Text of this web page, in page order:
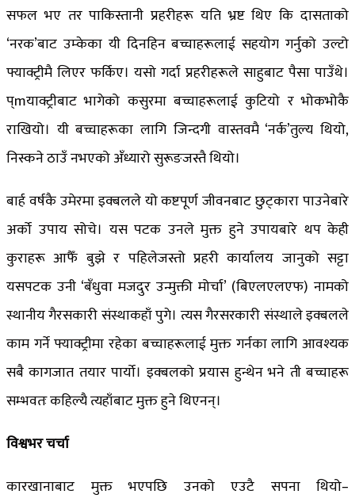
सफल भए तर पाकिस्तानी प्रहरीहरू यति भ्रष्ट थिए कि दासताको
‘नरक’बाट उम्केका यी दिनहिन बच्चाहरूलाई सहयोग गर्नुको उल्टो
फ्याक्ट्रीमै लिएर फर्किए। यसो गर्दा प्रहरीहरूले साहुबाट पैसा पाउँथे।
प्mयाक्ट्रीबाट भागेको कसुरमा बच्चाहरूलाई कुटियो र भोकभोकै
राखियो। यी बच्चाहरूका लागि जिन्दगी वास्तवमै ‘नर्क’तुल्य थियो,
निस्कने ठाउँ नभएको अँध्यारो सुरूङजस्तै थियो।
बार्ह वर्षकै उमेरमा इक्बलले यो कष्टपूर्ण जीवनबाट छुट्कारा पाउनेबारे
अर्को उपाय सोचे। यस पटक उनले मुक्त हुने उपायबारे थप केही
कुराहरू आफैँ बुझे र पहिलेजस्तो प्रहरी कार्यालय जानुको सट्टा
यसपटक उनी ‘बँधुवा मजदुर उन्मुक्ती मोर्चा’ (बिएलएलएफ) नामको
स्थानीय गैरसकारी संस्थाकहाँ पुगे। त्यस गैरसरकारी संस्थाले इक्बलले
काम गर्ने फ्याक्ट्रीमा रहेका बच्चाहरूलाई मुक्त गर्नका लागि आवश्यक
सबै कागजात तयार पार्यो। इक्बलको प्रयास हुन्थेन भने ती बच्चाहरू
सम्भवतः कहिल्यै त्यहाँबाट मुक्त हुने थिएनन्।
विश्वभर चर्चा
कारखानाबाट मुक्त भएपछि उनको एउटै सपना थियो–